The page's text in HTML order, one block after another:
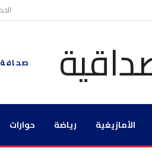
الأمازيغية رياضة حوارات